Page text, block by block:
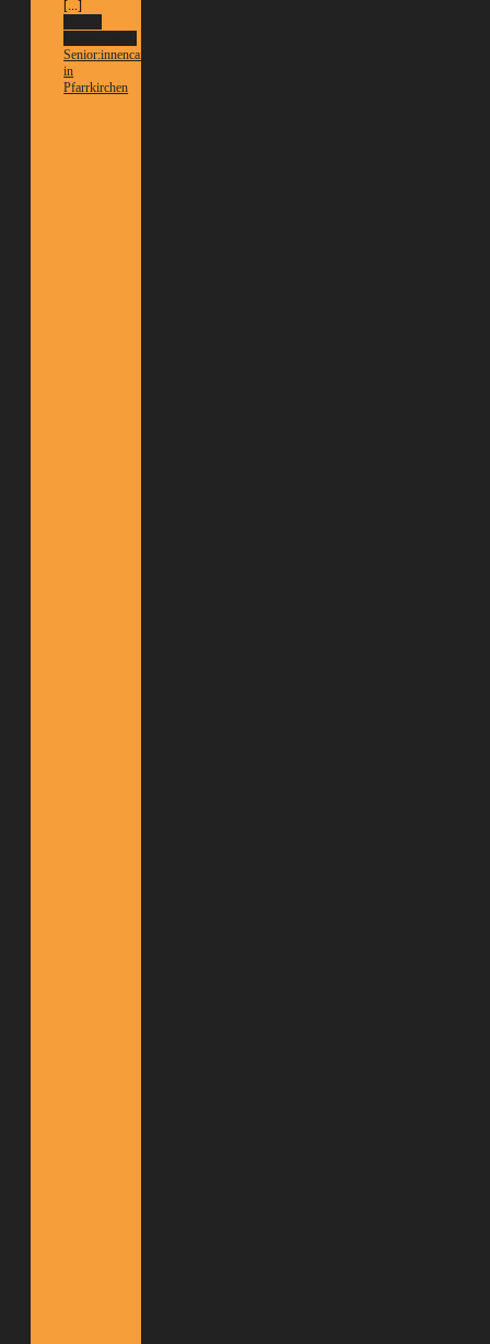
[...]
Senior:innencafé
in
Pfarrkirchen